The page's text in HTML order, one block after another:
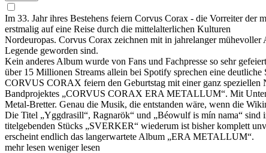
Im 33. Jahr ihres Bestehens feiern Corvus Corax - die Vorreiter
erstmalig auf eine Reise durch die mittelalterlichen Kulturen
Nordeuropas. Corvus Corax zeichnen mit in jahrelanger
Legende geworden sind.
Kein anderes Album wurde von Fans und Fachpresse so sehr
über 15 Millionen Streams allein bei Spotify sprechen eine deutliche
CORVUS CORAX feiern den Geburtstag mit einer ganz
Bandprojektes „CORVUS CORAX ERA METALLUM“. Mit
Metal-Bretter. Genau die Musik, die entstanden wäre, wenn die
Die Titel „Yggdrasill“, Ragnarök“ und „Béowulf is mín nama“
titelgebenden Stücks „SVERKER“ wiederum ist bisher komplett
erscheint endlich das langerwartete Album „ERA METALLUM“.
mehr lesen weniger lesen